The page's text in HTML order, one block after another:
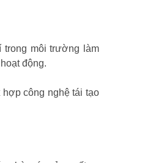
trong môi trường làm
động.
công nghệ tái tạo